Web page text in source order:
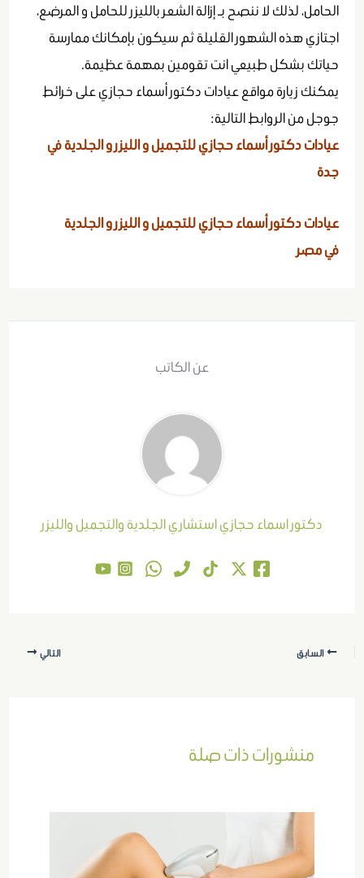
الحامل، لذلك لا ننصح بـ إزالة الشعر بالليزر للحامل و المرضع،
اجتازي هذه الشهور القليلة ثم سيكون بإمكانك ممارسة
حياتك بشكل طبيعي انت تقومين بمهمة عظيمة.
يمكنك زيارة مواقع عيادات دكتور أسماء حجازي على خرائط
جوجل من الروابط التالية:
عيادات دكتور أسماء حجازي للتجميل و الليزر و الجلدية في
جدة
عيادات دكتور أسماء حجازي للتجميل و الليزر و الجلدية
فيمصر
عن الكاتب
دكتور اسماء حجازي استشاري الجلدية والتجميل والليزر
السابق التالي
منشورات ذات صلة